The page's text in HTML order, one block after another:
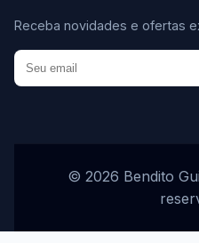
Receba novidades e ofertas
© 2026 Bendito